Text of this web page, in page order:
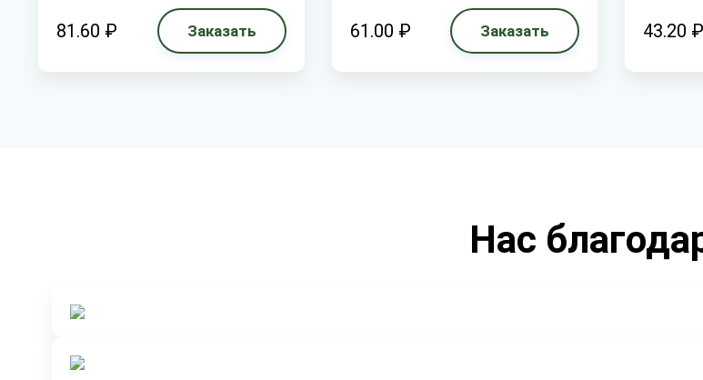
81.60 ₽ Заказать 61.00 ₽ Заказать 43.20 ₽
Нас